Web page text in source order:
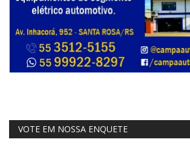
VOTE EM NOSSA ENQUETE